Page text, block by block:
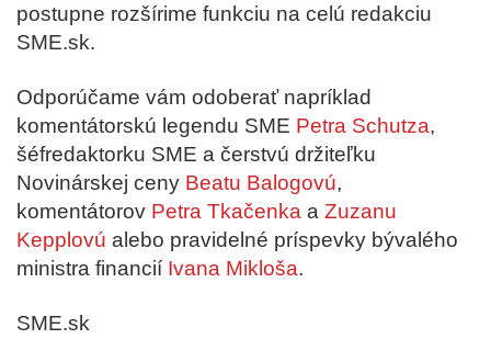
postupne rozšírime funkciu na celú redakciu
SME.sk.
Odporúčame vám odoberať napríklad
komentátorskú legendu SME Petra Schutza,
šéfredaktorku SME a čerstvú držiteľku
Novinárskej ceny Beatu Balogovú,
komentátorov Petra Tkačenka a Zuzanu
Kepplovú alebo pravidelné príspevky bývalého
ministra financií Ivana Mikloša.
SME.sk